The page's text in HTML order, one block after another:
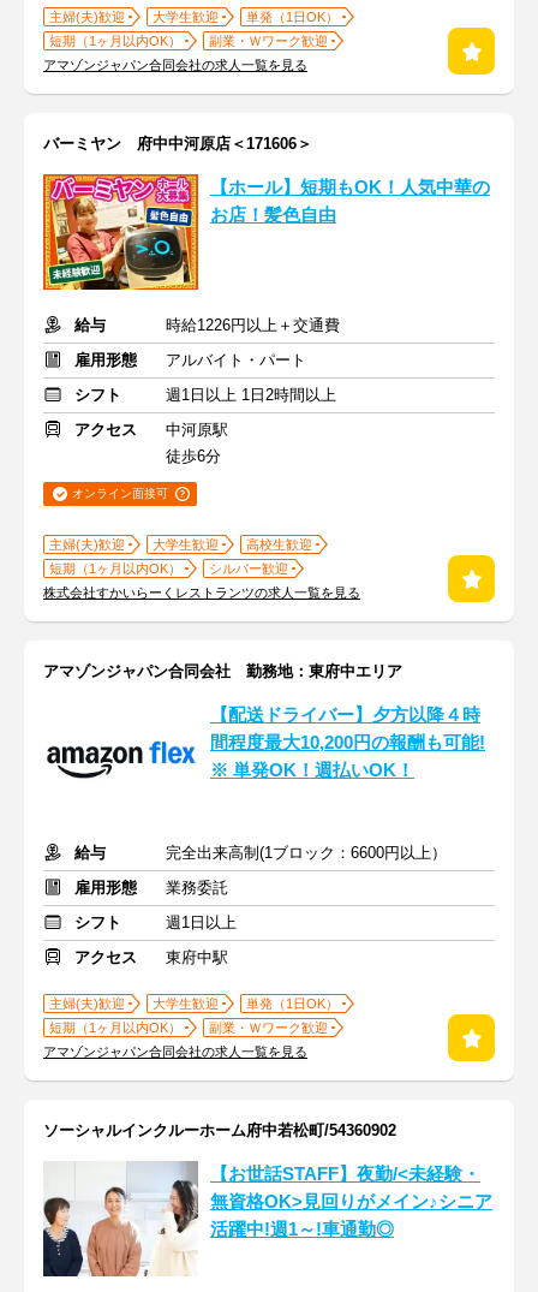
主婦(夫)歓迎 大学生歓迎
単発（1日OK）
短期（1ヶ月以内OK）
副業・Ｗワーク歓迎
アマゾンジャパン合同会社の求人一覧を見る
バーミヤン 府中中河原店＜171606＞
【ホール】短期もOK！人気中華の
お店！髪色自由
給与
時給1226円以上＋交通費
雇用形態
アルバイト・パート
シフト
週1日以上 1日2時間以上
アクセス
中河原駅
徒歩6分
オンライン面接可
主婦(夫)歓迎 大学生歓迎
高校生歓迎
短期（1ヶ月以内OK）
シルバー歓迎
株式会社すかいらーくレストランツの求人一覧を見る
アマゾンジャパン合同会社 勤務地：東府中エリア
【配送ドライバー】夕方以降４時
間程度最大10,200円の報酬も可能!
※ 単発OK！週払いOK！
給与
完全出来高制(1ブロック：6600円以上）
雇用形態
業務委託
シフト
週1日以上
アクセス
東府中駅
主婦(夫)歓迎 大学生歓迎
単発（1日OK）
短期（1ヶ月以内OK）
副業・Ｗワーク歓迎
アマゾンジャパン合同会社の求人一覧を見る
ソーシャルインクルーホーム府中若松町/54360902
【お世話STAFF】夜勤/<未経験・
無資格OK>見回りがメイン♪シニア
活躍中!週1～!車通勤◎